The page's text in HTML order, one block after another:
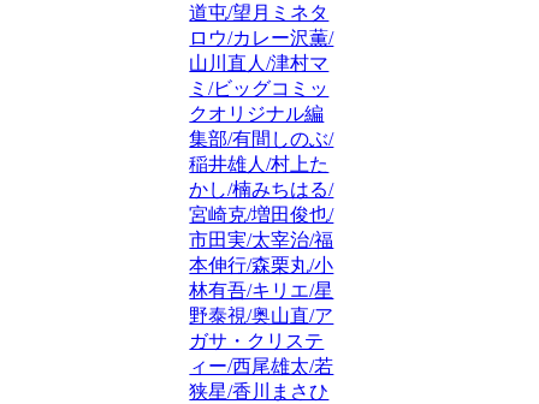
道屯/望月ミネタ
ロウ/カレー沢薫/
山川直人/津村マ
ミ/ビッグコミッ
クオリジナル編
集部/有間しのぶ/
稲井雄人/村上た
かし/楠みちはる/
宮崎克/増田俊也/
市田実/太宰治/福
本伸行/森栗丸/小
林有吾/キリエ/星
野泰視/奥山直/ア
ガサ・クリステ
ィー/西尾雄太/若
狭星/香川まさひ